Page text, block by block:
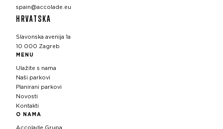
spain@accolade.eu
HRVATSKA
Slavonska avenija 1a
10 000 Zagreb
MENU
Ulažite s nama
Naši parkovi
Planirani parkovi
Novosti
Kontakti
O NAMA
Accolade Grupa